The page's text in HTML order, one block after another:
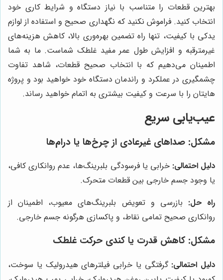
بهترین قطعات را متناسب با نیاز دستگاه و شرایط کاری خود
انتخاب کنید. فراموش نکنید که نگهداری صحیح و استفاده از لوازم
یدکی با کیفیت، تنها راه تضمین بهره‌وری بالا، کاهش هزینه‌های
غیرمترقبه و افزایش طول عمر مفید غلطک شماست. ما به شما
اطمینان می‌دهیم که با انتخاب صحیح قطعات، شاهد تفاوت
چشمگیری در عملکرد و راندمان دستگاه خود خواهید بود و پروژه
هایتان را با سرعت و کیفیت بیشتری به اتمام خواهید رساند.
عیب‌یابی سریع
مشکل: صداهای غیرعادی از چرخ‌ها یا درام‌ها
دلیل احتمالی: خرابی یا فرسودگی بلبرینگ‌ها، عدم روانکاری کافی،
یا وجود جسم خارجی بین قطعات متحرک.
راه حل: بازرسی و تعویض بلبرینگ‌های معیوب، اطمینان از
روانکاری صحیح تمامی نقاط، و پاکسازی هرگونه جسم خارجی.
مشکل: کاهش قدرت یا کندی حرکت غلطک
دلیل احتمالی: گرفتگی یا خرابی فیلترهای هیدرولیک یا سوخت،